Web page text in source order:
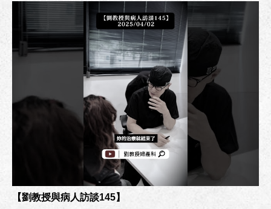
【劉教授與病人訪談145】